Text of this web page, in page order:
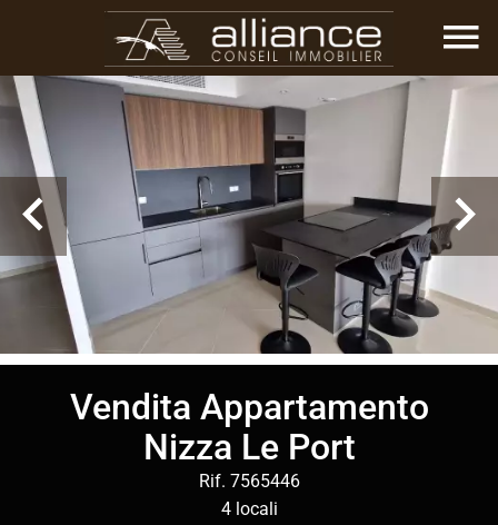
Vendita Appartamento
Nizza Le Port
Rif. 7565446
4 locali